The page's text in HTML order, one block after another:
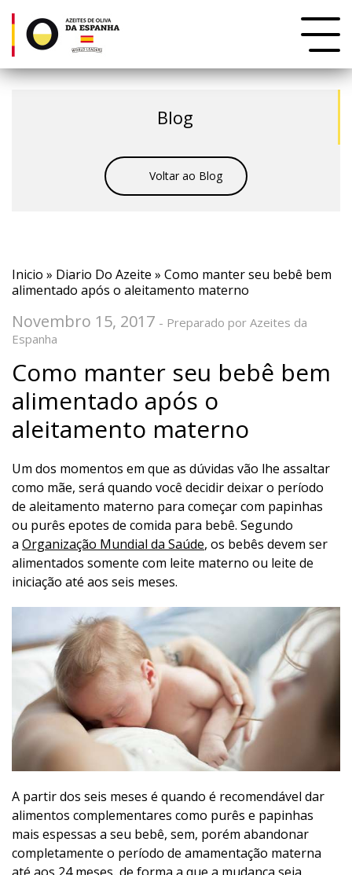
Blog
Voltar ao Blog
Inicio » Diario Do Azeite » Como manter seu bebê bem
alimentado após o aleitamento materno
Novembro 15, 2017 - Preparado por Azeites da
Espanha
Como manter seu bebê bem
alimentado após o
aleitamento materno
Um dos momentos em que as dúvidas vão lhe assaltar
como mãe, será quando você decidir deixar o período
de aleitamento materno para começar com papinhas
ou purês epotes de comida para bebê. Segundo
a Organização Mundial da Saúde, os bebês devem ser
alimentados somente com leite materno ou leite de
iniciação até aos seis meses.
A partir dos seis meses é quando é recomendável dar
alimentos complementares como purês e papinhas
mais espessas a seu bebê, sem, porém abandonar
completamente o período de amamentação materna